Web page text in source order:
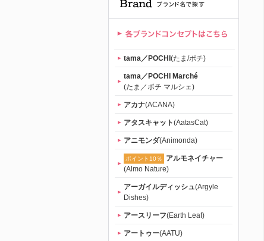
レミアムキ
ャットフー
ド専門店
「たまのお
ねだり
（tama）」
｜初回送料
無料
tama／POCHI (たま/ポチ)
tama／POCHI Marché
(たま／ポチ マルシェ)
アカナ(ACANA)
アタスキャット(AatasCat)
アニモンダ(Animonda)
ポイント10％
アルモネイチャー
(Almo Nature)
アーガイルディッシュ(Argyle
Dishes)
アースリーフ(Earth Leaf)
アートゥー(AATU)